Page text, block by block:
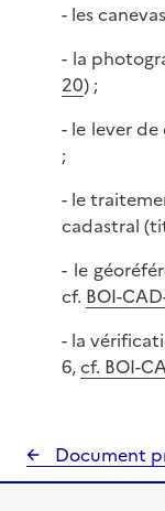
- les
- la
20) ;
- le lever
;
- le
cadastral
- le
cf. BOI-
- la
6,cf. BOI-
Document